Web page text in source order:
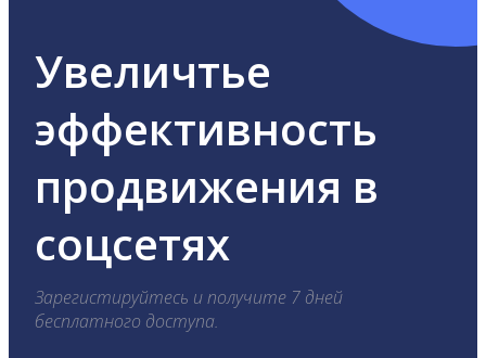
Увеличтье
эффективность
продвижения в
соцсетях
Зарегистируйтесь и получите 7 дней
бесплатного доступа.